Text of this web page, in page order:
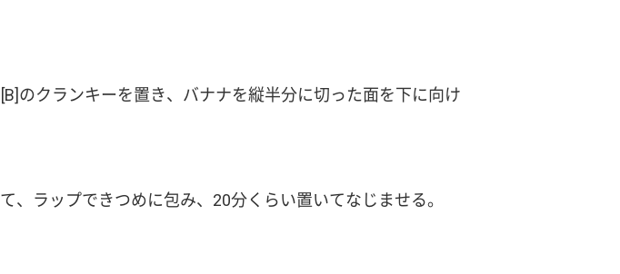
のクランキーを置き、バナナを縦半分に切った面を下に向け
、ラップできつめに包み、20分くらい置いてなじませる。